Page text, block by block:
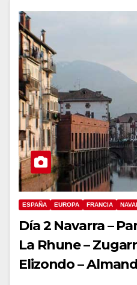
ESPAÑA EUROPA FRANCIA
Día 2 Navarra –
La Rhune –
Elizondo –